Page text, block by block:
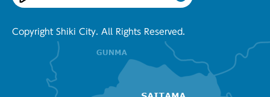
Copyright Shiki City. All Rights Reserved.